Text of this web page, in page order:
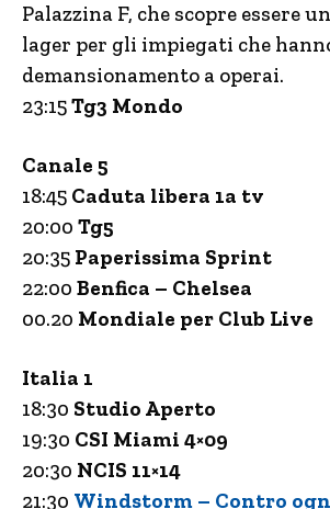
Palazzina F, che scopre essere
lager per gli impiegati che
demansionamento a operai.
23:15Tg3 Mondo
Canale 5
18:45 Caduta libera 1a tv
20:00 Tg5
20:35 Paperissima Sprint
22:00 Benfica – Chelsea
00.20 Mondiale per Club Live
Italia 1
18:30 Studio Aperto
19:30 CSI Miami 4×09
20:30 NCIS 11×14
21:30 Windstorm – Contro